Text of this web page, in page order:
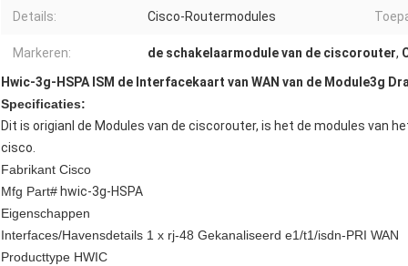
Details: Cisco-Routermodules
Markeren: de schakelaarmodule van de ciscorouter,
Hwic-3g-HSPA ISM de Interfacekaart van WAN van de Module3g
Specificaties:
Dit is origianl de Modules van de ciscorouter, is het de modules van
cisco.
Fabrikant Cisco
Mfg Part# hwic-3g-HSPA
Eigenschappen
Interfaces/Havensdetails 1 x rj-48 Gekanaliseerd e1/t1/isdn-PRI WAN
Producttype HWIC